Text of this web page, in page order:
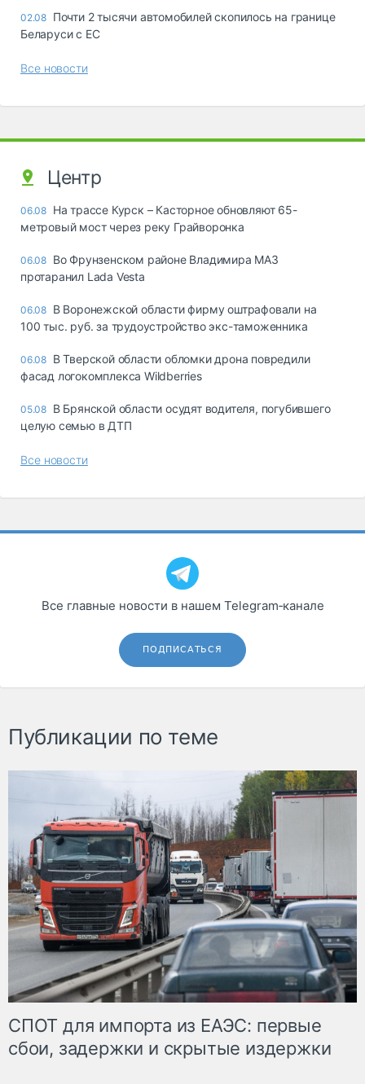
02.08 Почти 2 тысячи автомобилей скопилось на границе
Беларуси с ЕС
Все новости
Центр
06.08 На трассе Курск – Касторное обновляют 65-
метровый мост через реку Грайворонка
06.08 Во Фрунзенском районе Владимира МАЗ
протаранил Lada Vesta
06.08 В Воронежской области фирму оштрафовали на
100 тыс. руб. за трудоустройство экс-таможенника
06.08 В Тверской области обломки дрона повредили
фасад логокомплекса Wildberries
05.08 В Брянской области осудят водителя, погубившего
целую семью в ДТП
Все новости
Все главные новости в нашем Telegram‑канале
ПОДПИСАТЬСЯ
Публикации по теме
СПОТ для импорта из ЕАЭС: первые
сбои, задержки и скрытые издержки